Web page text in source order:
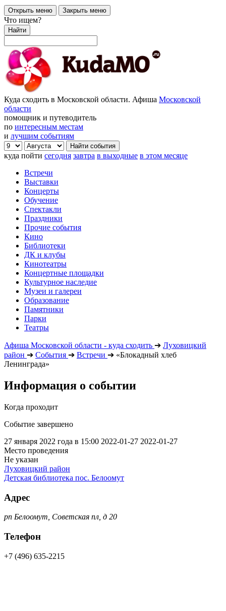
Открыть меню Закрыть меню
Что ищем?
Найти
Куда сходить в Московской области. Афиша Московской
области
помощник и путеводитель
по интересным местам
и лучшим событиям
куда пойти сегодня завтра в выходные в этом месяце
Встречи
Выставки
Концерты
Обучение
Спектакли
Праздники
Прочие события
Кино
Библиотеки
ДК и клубы
Кинотеатры
Концертные площадки
Культурное наследие
Музеи и галереи
Образование
Памятники
Парки
Театры
Афиша Московской области - куда сходить ➔ Луховицкий
район ➔ События ➔ Встречи ➔ «Блокадный хлеб
Ленинграда»
Информация о событии
Когда проходит
Событие завершено
27 января 2022 года в 15:00 2022-01-27 2022-01-27
Место проведения
Не указан
Луховицкий район
Детская библиотека пос. Белоомут
Адрес
рп Белоомут, Советская пл, д 20
Телефон
+7 (496) 635-2215